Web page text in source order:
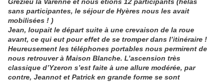
sans participantes, le séjour de Hyères nous les avait
mobilisées ! )
Jean, loupait le départ suite à une crevaison de la roue
avant, ce qui eut pour effet de se tromper dans l’itinéraire !
Heureusement les téléphones portables nous permirent de
nous retrouver à Maison Blanche. L’ascension très
classique d’Yzeron s’est faite à une allure modérée, par
contre, Jeannot et Patrick en grande forme se sont